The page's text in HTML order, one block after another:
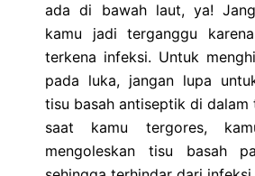
ada di bawah laut, ya!
kamu jadi terganggu
terkena infeksi. Untuk
pada luka, jangan lupa
tisu basah antiseptik di dalam
saat kamu tergores,
mengoleskan tisu basah